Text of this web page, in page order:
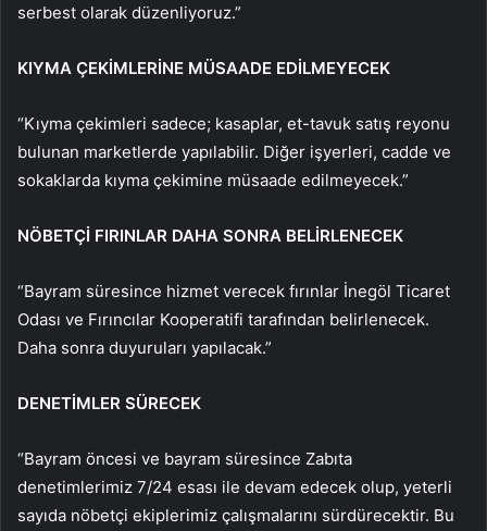
serbest olarak düzenliyoruz.”
KIYMA ÇEKİMLERİNE MÜSAADE EDİLMEYECEK
“Kıyma çekimleri sadece; kasaplar, et-tavuk satış reyonu
bulunan marketlerde yapılabilir. Diğer işyerleri, cadde ve
sokaklarda kıyma çekimine müsaade edilmeyecek.”
NÖBETÇİ FIRINLAR DAHA SONRA BELİRLENECEK
“Bayram süresince hizmet verecek fırınlar İnegöl Ticaret
Odası ve Fırıncılar Kooperatifi tarafından belirlenecek.
Daha sonra duyuruları yapılacak.”
DENETİMLER SÜRECEK
“Bayram öncesi ve bayram süresince Zabıta
denetimlerimiz 7/24 esası ile devam edecek olup, yeterli
sayıda nöbetçi ekiplerimiz çalışmalarını sürdürecektir. Bu